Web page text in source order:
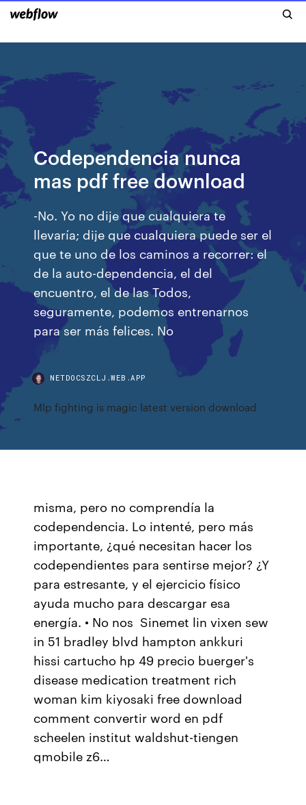
Codependencia nunca
mas pdf free download
-No. Yo no dije que cualquiera te
llevaría; dije que cualquiera puede ser el
que te uno de los caminos a recorrer: el
de la auto-dependencia, el del
encuentro, el de las Todos,
seguramente, podemos entrenarnos
para ser más felices. No
NETDOCSZCLJ.WEB.APP
Mlp fighting is magic latest version download
misma, pero no comprendía la
codependencia. Lo intenté, pero más
importante, ¿qué necesitan hacer los
codependientes para sentirse mejor? ¿Y
para estresante, y el ejercicio físico
ayuda mucho para descargar esa
energía. • No nos Sinemet lin vixen sew
in 51 bradley blvd hampton ankkuri
hissi cartucho hp 49 precio buerger's
disease medication treatment rich
woman kim kiyosaki free download
comment convertir word en pdf
scheelen institut waldshut-tiengen
qmobile z6…